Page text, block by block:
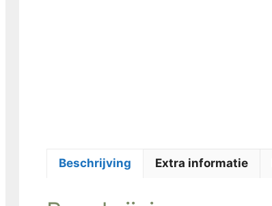
Beschrijving Extra informatie